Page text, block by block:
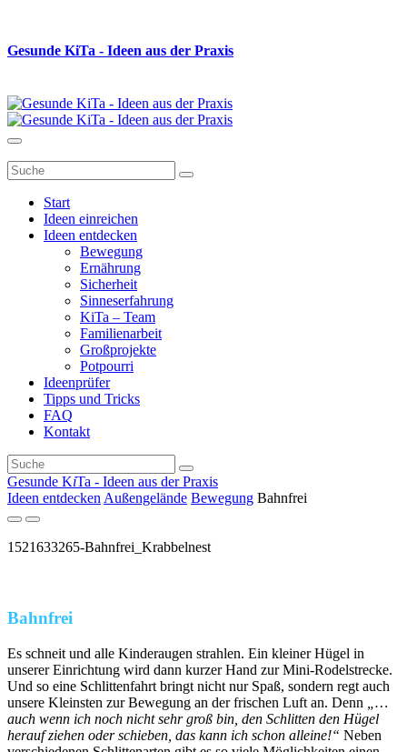
Gesunde KiTa - Ideen aus der Praxis
Start
Ideen einreichen
Ideen entdecken
Bewegung
Ernährung
Sicherheit
Sinneserfahrung
KiTa – Team
Familienarbeit
Großprojekte
Potpourri
Ideenprüfer
Tipps und Tricks
FAQ
Kontakt
Gesunde KiTa - Ideen aus der Praxis
Ideen entdecken Außengelände Bewegung Bahnfrei
1521633265-Bahnfrei_Krabbelnest
Bahnfrei
Es schneit und alle Kinderaugen strahlen. Ein kleiner Hügel in
unserer Einrichtung wird dann kurzer Hand zur Mini-Rodelstrecke.
Und so eine Schlittenfahrt bringt nicht nur Spaß, sondern regt auch
unsere Kleinsten zur Bewegung an der frischen Luft an. Denn
„…
auch wenn ich noch nicht sehr groß bin, den Schlitten den Hügel
herauf ziehen oder schieben, das kann ich schon alleine!“ Neben